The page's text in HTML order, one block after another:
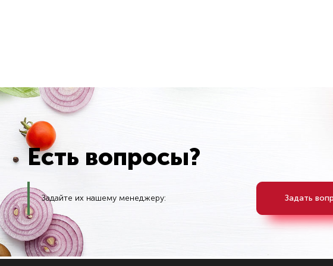
Есть вопросы?
Задайте их нашему менеджеру: Задать